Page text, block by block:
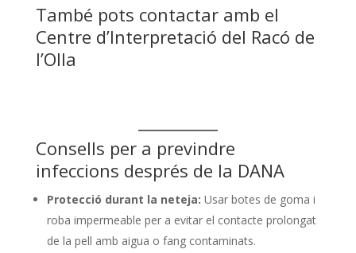
També pots contactar amb el
Centre d’Interpretació del Racó de
l’Olla
Consells per a previndre
infeccions després de la DANA
Protecció durant la neteja: Usar botes de goma i
roba impermeable per a evitar el contacte prolongat
de la pell amb aigua o fang contaminats.